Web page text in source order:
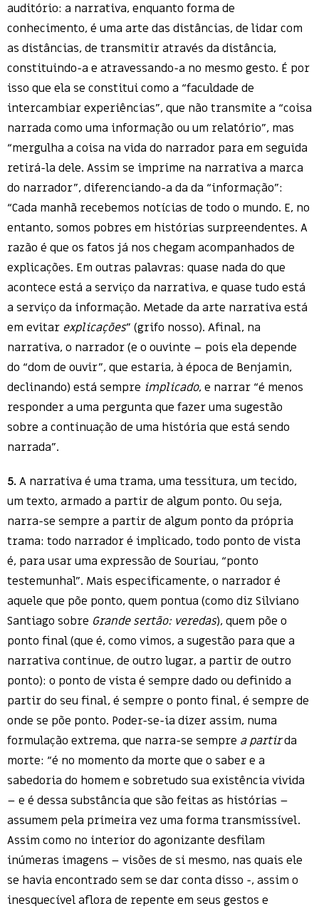
auditório: a narrativa, enquanto forma de
conhecimento, é uma arte das distâncias, de lidar com
as distâncias, de transmitir através da distância,
constituindo-a e atravessando-a no mesmo gesto. É por
isso que ela se constitui como a “faculdade de
intercambiar experiências”, que não transmite a “coisa
narrada como uma informação ou um relatório”, mas
“mergulha a coisa na vida do narrador para em seguida
retirá-la dele. Assim se imprime na narrativa a marca
do narrador”, diferenciando-a da da “informação”:
“Cada manhã recebemos notícias de todo o mundo. E, no
entanto, somos pobres em histórias surpreendentes. A
razão é que os fatos já nos chegam acompanhados de
explicações. Em outras palavras: quase nada do que
acontece está a serviço da narrativa, e quase tudo está
a serviço da informação. Metade da arte narrativa está
em evitar explicações” (grifo nosso). Afinal, na
narrativa, o narrador (e o ouvinte – pois ela depende
do “dom de ouvir”, que estaria, à época de Benjamin,
declinando) está sempre implicado, e narrar “é menos
responder a uma pergunta que fazer uma sugestão
sobre a continuação de uma história que está sendo
narrada”.
5. A narrativa é uma trama, uma tessitura, um tecido,
um texto, armado a partir de algum ponto. Ou seja,
narra-se sempre a partir de algum ponto da própria
trama: todo narrador é implicado, todo ponto de vista
é, para usar uma expressão de Souriau, “ponto
testemunhal”. Mais especificamente, o narrador é
aquele que põe ponto, quem pontua (como diz Silviano
Santiago sobre Grande sertão: veredas), quem põe o
ponto final (que é, como vimos, a sugestão para que a
narrativa continue, de outro lugar, a partir de outro
ponto): o ponto de vista é sempre dado ou definido a
partir do seu final, é sempre o ponto final, é sempre de
onde se põe ponto. Poder-se-ia dizer assim, numa
formulação extrema, que narra-se sempre a partirda
morte: “é no momento da morte que o saber e a
sabedoria do homem e sobretudo sua existência vivida
– e é dessa substância que são feitas as histórias –
assumem pela primeira vez uma forma transmissível.
Assim como no interior do agonizante desfilam
inúmeras imagens – visões de si mesmo, nas quais ele
se havia encontrado sem se dar conta disso -, assim o
inesquecível aflora de repente em seus gestos e